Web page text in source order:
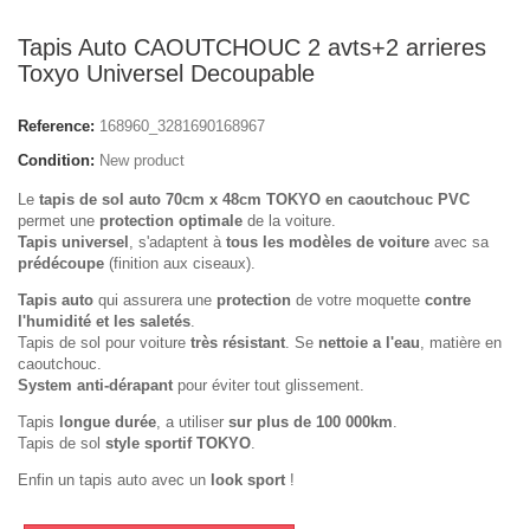
Tapis Auto CAOUTCHOUC 2 avts+2 arrieres
Toxyo Universel Decoupable
Reference: 168960_3281690168967
Condition: New product
Le tapis de sol auto 70cm x 48cm TOKYO en caoutchouc PVC
permet une protection optimale de la voiture.
Tapis universel , s'adaptent à tous les modèles de voiture avec sa
prédécoupe (finition aux ciseaux).
Tapis auto qui assurera une protection de votre moquette contre
l'humidité et les saletés.
Tapis de sol pour voiture très résistant. Se nettoie a l'eau, matière en
caoutchouc.
System anti-dérapant pour éviter tout glissement.
Tapis longue durée, a utiliser sur plus de 100 000km.
Tapis de sol style sportif TOKYO.
Enfin un tapis auto avec un look sport !